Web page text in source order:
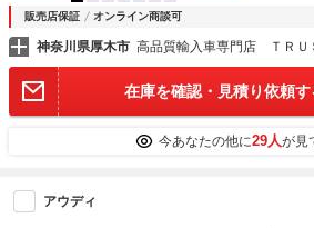
販売店保証 オンライン商談可
神奈川県厚木市 高品質輸入車専門店 ＴＲＵ
在庫を確認・見積り依頼す
今あなたの他に29人が見
アウディ